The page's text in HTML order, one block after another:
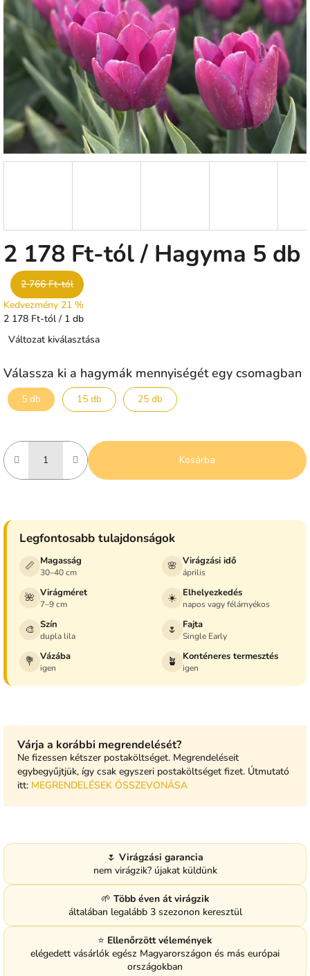
0,0
csillag.
2 178 Ft-tól/ Hagyma 5 db
2 766 Ft-tól
Kedvezmény 21 %
Egységár:
2 178 Ft-tól / 1 db
Változat kiválasztása
Válassza ki a hagymák mennyiségét egy csomagban
5 db 15 db 25 db
Kosárba
Legfontosabb tulajdonságok
📏 Magasság
30–40 cm 🌸 Virágzási idő
április
🌺 Virágméret
7–9 cm ☀️ Elhelyezkedés
napos vagy félárnyékos
🎨 Szín
dupla lila 🌷 Fajta
Single Early
💐 Vázába
igen 🪴 Konténeres termesztés
igen
Várja a korábbi megrendelését?
Ne fizessen kétszer postaköltséget. Megrendeléseit
egybegyűjtjük, így csak egyszeri postaköltséget fizet. Útmutató
itt: MEGRENDELÉSEK ÖSSZEVONÁSA
🌷 Virágzási garancia
nem virágzik? újakat küldünk
🌱 Több éven át virágzik
általában legalább 3 szezonon keresztül
⭐ Ellenőrzött vélemények
elégedett vásárlók egész Magyarországon és más európai
országokban